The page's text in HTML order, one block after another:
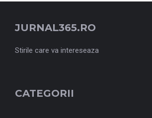
JURNAL365.RO
Stirile care va intereseaza
CATEGORII